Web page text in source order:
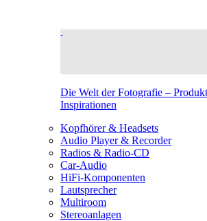
Die Welt der Fotografie –
Inspirationen
Kopfhörer & Headsets
Audio Player & Recorder
Radios & Radio-CD
Car-Audio
HiFi-Komponenten
Lautsprecher
Multiroom
Stereoanlagen